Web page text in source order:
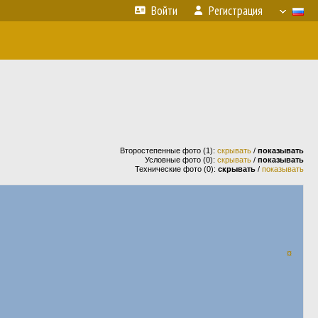
Войти Регистрация
Второстепенные фото (1): скрывать / показывать
Условные фото (0): скрывать / показывать
Технические фото (0): скрывать / показывать
¤